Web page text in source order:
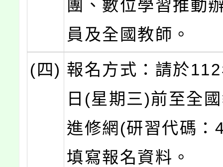
團、數位學習推動
員及全國教師。
(四) 報名方式：請於
日(星期三)前至全
進修網(研習代碼：
填寫報名資料。